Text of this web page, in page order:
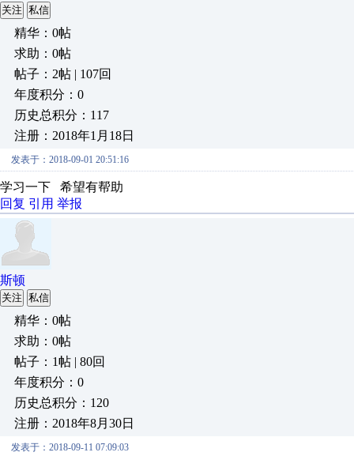
关注 私信
精华：0帖
求助：0帖
帖子：2帖 | 107回
年度积分：0
历史总积分：117
注册：2018年1月18日
发表于：2018-09-01 20:51:16
学习一下 希望有帮助
回复 引用 举报
斯顿
关注 私信
精华：0帖
求助：0帖
帖子：1帖 | 80回
年度积分：0
历史总积分：120
注册：2018年8月30日
发表于：2018-09-11 07:09:03